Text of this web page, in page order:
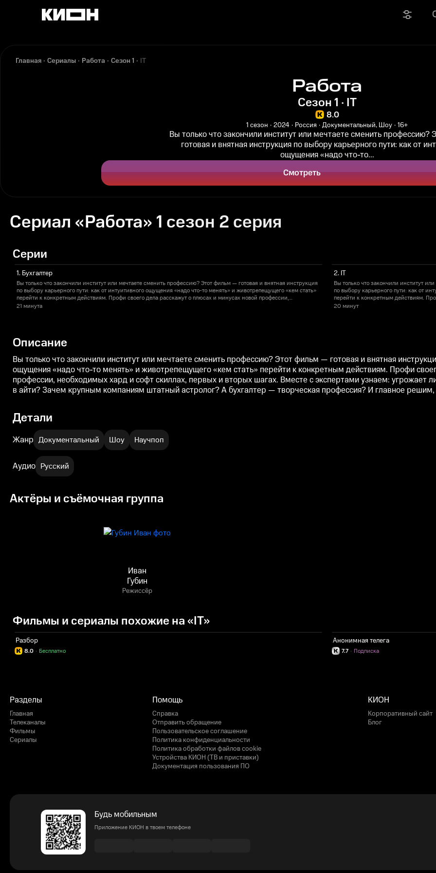
Главная Сериалы Работа Сезон 1 IT
Работа
Сезон 1 · IT
8.0
1 сезон 2024 Россия Документальный, Шоу 16+
Вы только что закончили институт или мечтаете сменить
готовая и внятная инструкция по выбору карьерного пути: как от
ощущения «надо что-то...
Смотреть
Сериал «Работа» 1 сезон 2 серия
Серии
1. Бухгалтер
Вы только что закончили институт или мечтаете сменить профессию? Этот фильм — готовая и внятная инструкция
по выбору карьерного пути: как от интуитивного ощущения «надо что-то менять» и животрепещущего «кем стать»
перейти к конкретным действиям. Профи своего дела расскажут о плюсах и минусах новой профессии,
необходимых хард и софт скиллах, первых и вторых шагах. Вместе с экспертами узнаем: угрожает ли
21 минута
2. IT
Вы только что закончили институт
по выбору карьерного пути: как от
перейти к конкретным действиям.
необходимых хард и софт скиллах,
20 минут
Описание
Вы только что закончили институт или мечтаете сменить профессию? Этот фильм — готовая и внятная
ощущения «надо что-то менять» и животрепещущего «кем стать» перейти к конкретным действиям. Профи
профессии, необходимых хард и софт скиллах, первых и вторых шагах. Вместе с экспертами узнаем: угрожает
в айти? Зачем крупным компаниям штатный астролог? А бухгалтер — творческая профессия? И главное
Детали
Жанр Документальный Шоу Научпоп
Аудио Русский
Актёры и съёмочная группа
Иван
Губин
Режиссёр
Фильмы и сериалы похожие на «IT»
Разбор
8.0 Бесплатно
·
Анонимная телега
7.7 Подписка
·
Разделы
Главная
Телеканалы
Фильмы
Сериалы
Помощь
Справка
Отправить обращение
Пользовательское соглашение
Политика конфиденциальности
Политика обработки файлов cookie
Устройства КИОН (ТВ и приставки)
Документация пользования ПО
КИОН
Корпоративный сайт
Блог
Будь мобильным
Приложение КИОН в твоем телефоне